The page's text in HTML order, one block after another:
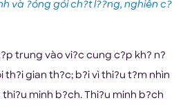
và ?óng gói ch?t l??ng, nghiên c?
trung vào vi?c cung c?p kh? n?
th?i gian th?c; b?i vì thi?u t?m nhìn
minh b?ch. Thi?u minh b?ch